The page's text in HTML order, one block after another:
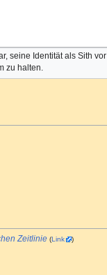
seine Identität als Sith vor
zu halten.
Zeitlinie (Link )